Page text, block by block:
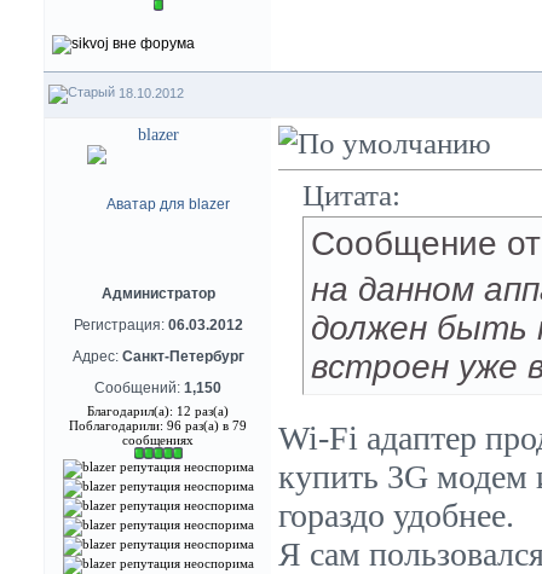
18.10.2012
blazer
Администратор
Регистрация: 06.03.2012
Адрес: Санкт-Петербург
Сообщений: 1,150
Благодарил(а): 12 раз(а)
Поблагодарили: 96 раз(а) в 79
сообщениях
Цитата:
Сообщение
на данном
должен быть
встроен уже
Wi-Fi адаптер
купить 3G модем
гораздо удобнее.
Я сам